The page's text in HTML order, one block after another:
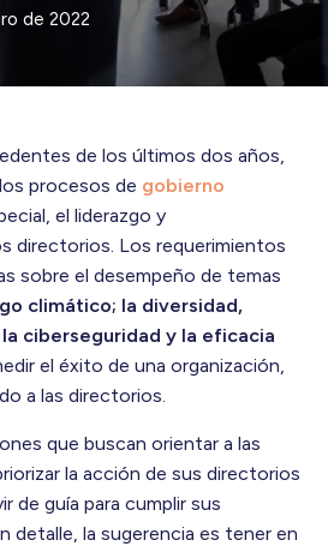
de 2022
de los últimos dos años,
procesos de gobierno
el liderazgo y
directorios. Los requerimientos
sobre el desempeño de temas
climático; la diversidad,
ciberseguridad y la eficacia
el éxito de una organización,
a las directorios.
que buscan orientar a las
la acción de sus directorios
de guía para cumplir sus
detalle, la sugerencia es tener en